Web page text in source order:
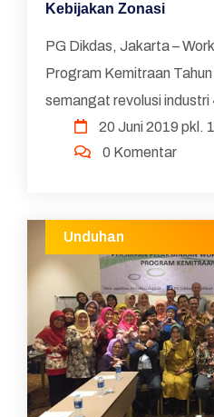
Kebijakan Zonasi
PG Dikdas, Jakarta –
Program Kemitraan
semangat revolusi
thing. Workshop dan
Tahun 2018 ...
20 Juni 2019 pkl.
0 Komentar
Unduhan